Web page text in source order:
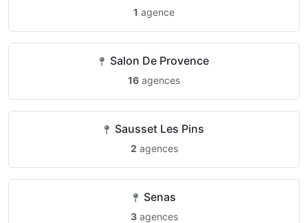
1 agence
Salon De Provence
16 agences
Sausset Les Pins
2 agences
Senas
3agences